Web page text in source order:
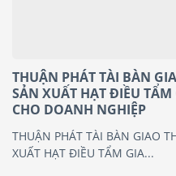
THUẬN PHÁT TÀI BÀN
SẢN XUẤT HẠT ĐIỀU
CHO DOANH NGHIỆP
THUẬN PHÁT TÀI BÀN GIAO
XUẤT HẠT ĐIỀU TẨM GIA...